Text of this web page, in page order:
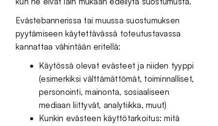
Evästebannerissa tai muussa suostumuksen
pyytämiseen käytettävässä toteutustavassa
kannattaa vähintään eritellä:
Käytössä olevat evästeet ja niiden tyyppi
(esimerkiksi välttämättömät, toiminnalliset,
personointi, mainonta, sosiaaliseen
mediaan liittyvät, analytiikka, muut)
Kunkin evästeen käyttötarkoitus: mitä